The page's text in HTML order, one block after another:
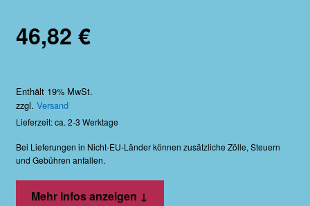
46,82 €
Enthält 19% MwSt.
zzgl. Versand
Lieferzeit: ca. 2-3 Werktage
Bei Lieferungen in Nicht-EU-Länder können zusätzliche Zölle, Steuern
und Gebühren anfallen.
Mehr Infos anzeigen ↓